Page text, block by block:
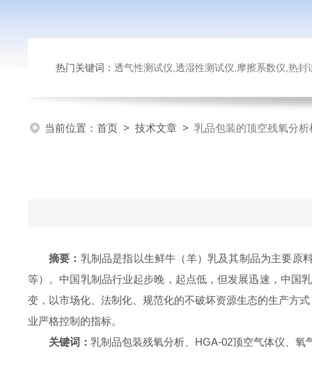
热门关键词： 透气性测试仪,透湿性测试仪,摩擦系数仪,热封试验仪,
当前位置： 首页 > 技术文章 > 乳品包装的顶空残氧分析
摘要： 乳制品是指以生鲜牛（羊）乳及其制品为主要原
等）。中国乳制品行业起步晚，起点低，但发展迅速，中国
变，以市场化、法制化、规范化的不破坏资源生态的生产方
业严格控制的指标。
关键词： 乳制品包装残氧分析、 HGA-02顶空气体仪 、